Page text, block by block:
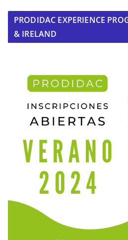
PRODIDAC EXPERIENCE
& IRELAND